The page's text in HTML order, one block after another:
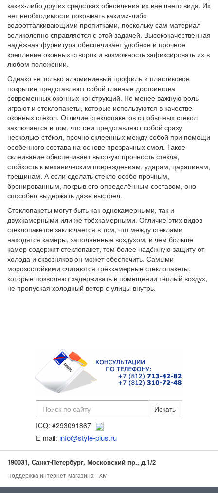
каких-либо других средствах обновления их внешнего вида. Их
нет необходимости покрывать какими-либо
водоотталкивающими пропитками, поскольку сам материал
великолепно справляется с этой задачей. Высококачественная
надёжная фурнитура обеспечивает удобное и прочное
крепление оконных створок и возможность зафиксировать их в
любом положении.
Однако не только алюминиевый профиль и пластиковое
покрытие представляют собой главные достоинства
современных оконных конструкций. Не менее важную роль
играют и стеклопакеты, которые используются в качестве
оконных стёкол. Отличие стеклопакетов от обычных стёкол
заключается в том, что они представляют собой сразу
несколько стёкол, прочно склеенных между собой при помощи
особенного состава на основе прозрачных смол. Такое
склеивание обеспечивает высокую прочность стекла,
стойкость к механическим повреждениям, ударам, царапинам,
трещинам. А если сделать стекло особо прочным,
бронированным, покрыв его определённым составом, оно
способно выдержать даже выстрел.
Стеклопакеты могут быть как однокамерными, так и
двухкамерными или же трёхкамерными. Отличие этих видов
стеклопакетов заключается в том, что между стёклами
находятся камеры, заполненные воздухом, и чем больше
камер содержит стеклопакет, тем более надёжную защиту от
холода и сквозняков он может обеспечить. Самыми
морозостойкими считаются трёхкамерные стеклопакеты,
которые позволяют задерживать в помещении тёплый воздух,
не пропуская холодный ветер с улицы внутрь.
ICQ: #293091867
E-mail: info@style-plus.ru
190031, Санкт-Петербург, Московский пр., д.1/2
Поддержка интернет-магазина - ХМ